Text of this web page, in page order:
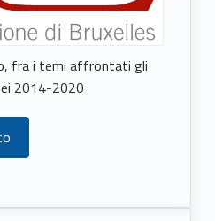
fra i temi affrontati gli
2014-2020